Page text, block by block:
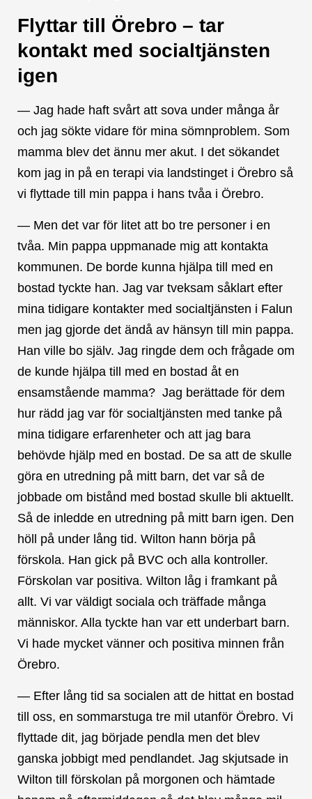
Flyttar till Örebro – tar
kontakt med socialtjänsten
igen
— Jag hade haft svårt att sova under många år
och jag sökte vidare för mina sömnproblem. Som
mamma blev det ännu mer akut. I det sökandet
kom jag in på en terapi via landstinget i Örebro så
vi flyttade till min pappa i hans tvåa i Örebro.
— Men det var för litet att bo tre personer i en
tvåa. Min pappa uppmanade mig att kontakta
kommunen. De borde kunna hjälpa till med en
bostad tyckte han. Jag var tveksam såklart efter
mina tidigare kontakter med socialtjänsten i Falun
men jag gjorde det ändå av hänsyn till min pappa.
Han ville bo själv. Jag ringde dem och frågade om
de kunde hjälpa till med en bostad åt en
ensamstående mamma? Jag berättade för dem
hur rädd jag var för socialtjänsten med tanke på
mina tidigare erfarenheter och att jag bara
behövde hjälp med en bostad. De sa att de skulle
göra en utredning på mitt barn, det var så de
jobbade om bistånd med bostad skulle bli aktuellt.
Så de inledde en utredning på mitt barn igen. Den
höll på under lång tid. Wilton hann börja på
förskola. Han gick på BVC och alla kontroller.
Förskolan var positiva. Wilton låg i framkant på
allt. Vi var väldigt sociala och träffade många
människor. Alla tyckte han var ett underbart barn.
Vi hade mycket vänner och positiva minnen från
Örebro.
— Efter lång tid sa socialen att de hittat en bostad
till oss, en sommarstuga tre mil utanför Örebro. Vi
flyttade dit, jag började pendla men det blev
ganska jobbigt med pendlandet. Jag skjutsade in
Wilton till förskolan på morgonen och hämtade